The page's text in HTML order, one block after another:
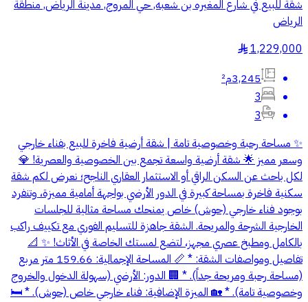
شقة للبيع في شارع المغيره بن شعبه, حي المروج, مدينة الرياض, منطقة
الرياض
1,229,000
§
3,245م²
3
3
✨ مساحة رحبة وخصوصية تامة | شقة أرضية فاخرة للبيع بفناء خارجي
وسعر مميز 🌟 شقة أرضية واسعة تجمع بين الخصوصية والعصرية! 💎
لكل باحث عن السكن الراقي أو الاستثمار العقاري الناجح؛ نعرض لكم شقة
سكنية فاخرة بمساحة كبيرة في الدور الأرضي بواجهة أمامية مميزة، وتنفرد
بوجود فناء خارجي (حوش) خاص يمنحك مساحة مثالية للجلسات
الخارجية الشرحة والمريحة. الشقة جاهزة للتسليم الفوري مع تكييف راكب
بالكامل ومطبخ عصري مجهز، لتضع لمستك الخاصة في الأثاث! ✨ 📐
تفاصيل ومواصفات الشقة: * 📏 المساحة الإجمالية: 159.66 متر مربع
(مساحة رحبة ومريحة جداً). * 🏢 الدور: الأرضي (سهولة الدخول والخروج
وخصوصية تامة). * 🏡 الميزة الإضافية: فناء خارجي خاص (حوش). * 🛏️